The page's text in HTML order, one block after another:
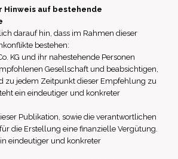
Hinweis auf bestehende
darauf hin, dass im Rahmen dieser
bestehen:
KG und ihr nahestehende Personen
Gesellschaft und beabsichtigen,
zu jedem Zeitpunkt dieser Empfehlung zu
ein eindeutiger und konkreter
Publikation, sowie die verantwortlichen
die Erstellung eine finanzielle Vergütung.
eindeutiger und konkreter